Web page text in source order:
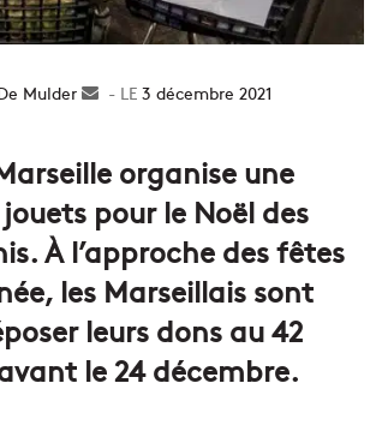
Mulder
Envoyer3 décembre 2021
organise une
pour le Noël des
À l’approche des fêtes
les Marseillais sont
leurs dons au 42
le 24 décembre.